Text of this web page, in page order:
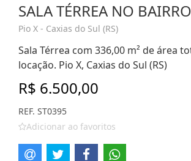
SALA TÉRREA NO
Pio X - Caxias do Sul (RS)
Sala Térrea com 336,00 m² de área
locação. Pio X, Caxias do Sul (RS)
R$ 6.500,00
REF. ST0395
Adicionar ao favoritos